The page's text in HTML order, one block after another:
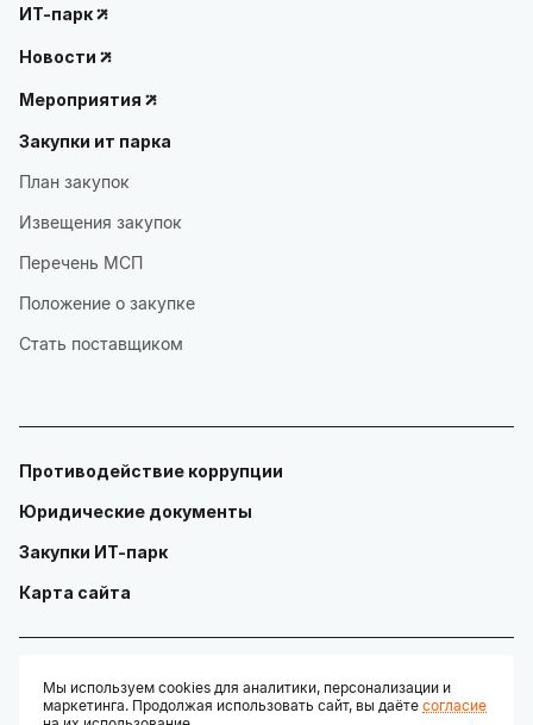
ИТ-парк
Новости
Мероприятия
Закупки ит парка
План закупок
Извещения закупок
Перечень МСП
Положение о закупке
Стать поставщиком
Противодействие коррупции
Юридические документы
Закупки ИТ-парк
Карта сайта
© ГАУ "Технопарк в сфере высоких технологий «ИТ-парк»"
Мы используем cookies для аналитики, персонализации и
маркетинга. Продолжая использовать сайт, вы даёте согласие